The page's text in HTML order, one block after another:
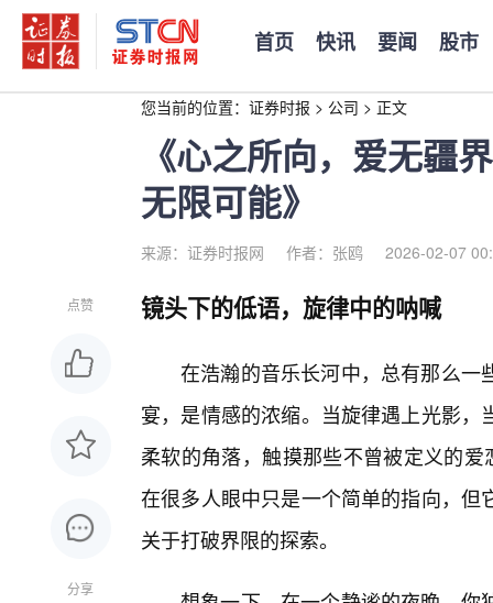
首页 快讯 要闻 股市
您当前的位置： 证券时报 > 公司 > 正文
《心之所向，爱无疆
无限可能》
来源：证券时报网 作者：张鸥 2026-02-07
点赞
分享
镜头下的低语，旋律中的呐喊
在浩瀚的音乐长河中，总有那么一
宴，是情感的浓缩。当旋律遇上光影
柔软的角落，触摸那些不曾被定义的
在很多人眼中只是一个简单的指向，
关于打破界限的探索。